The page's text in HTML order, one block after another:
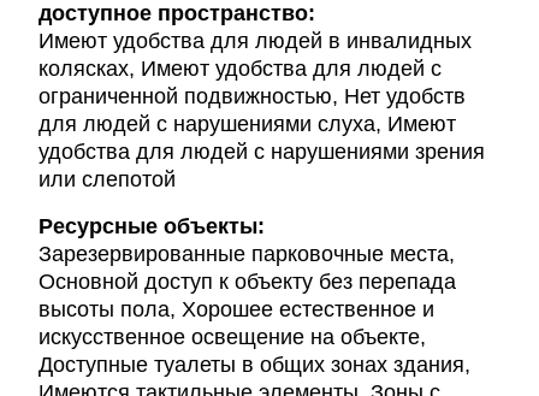
доступное пространство:
Имеют удобства для людей в инвалидных
колясках, Имеют удобства для людей с
ограниченной подвижностью, Нет удобств
для людей с нарушениями слуха, Имеют
удобства для людей с нарушениями зрения
или слепотой
Ресурсные объекты:
Зарезервированные парковочные места,
Основной доступ к объекту без перепада
высоты пола, Хорошее естественное и
искусственное освещение на объекте,
Доступные туалеты в общих зонах здания,